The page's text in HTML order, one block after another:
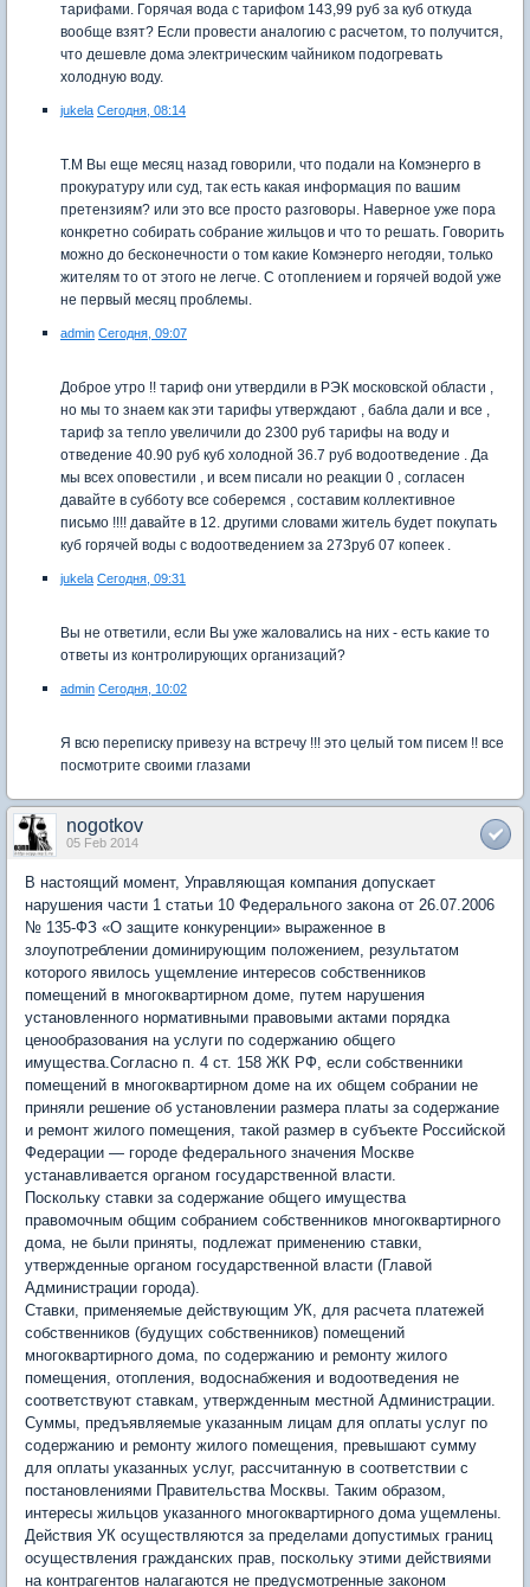
тарифами. Горячая вода с тарифом 143,99 руб за куб откуда
вообще взят? Если провести аналогию с расчетом, то получится,
что дешевле дома электрическим чайником подогревать
холодную воду.
jukela Сегодня, 08:14
Т.М Вы еще месяц назад говорили, что подали на Комэнерго в
прокуратуру или суд, так есть какая информация по вашим
претензиям? или это все просто разговоры. Наверное уже пора
конкретно собирать собрание жильцов и что то решать. Говорить
можно до бесконечности о том какие Комэнерго негодяи, только
жителям то от этого не легче. С отоплением и горячей водой уже
не первый месяц проблемы.
admin Сегодня, 09:07
Доброе утро !! тариф они утвердили в РЭК московской области ,
но мы то знаем как эти тарифы утверждают , бабла дали и все ,
тариф за тепло увеличили до 2300 руб тарифы на воду и
отведение 40.90 руб куб холодной 36.7 руб водоотведение . Да
мы всех оповестили , и всем писали но реакции 0 , согласен
давайте в субботу все соберемся , составим коллективное
письмо !!!! давайте в 12. другими словами житель будет покупать
куб горячей воды с водоотведением за 273руб 07 копеек .
jukela Сегодня, 09:31
Вы не ответили, если Вы уже жаловались на них - есть какие то
ответы из контролирующих организаций?
admin Сегодня, 10:02
Я всю переписку привезу на встречу !!! это целый том писем !! все
посмотрите своими глазами
nogotkov
05 Feb 2014
В настоящий момент, Управляющая компания допускает
нарушения части 1 статьи 10 Федерального закона от 26.07.2006
№ 135-ФЗ «О защите конкуренции» выраженное в
злоупотреблении доминирующим положением, результатом
которого явилось ущемление интересов собственников
помещений в многоквартирном доме, путем нарушения
установленного нормативными правовыми актами порядка
ценообразования на услуги по содержанию общего
имущества.Согласно п. 4 ст. 158 ЖК РФ, если собственники
помещений в многоквартирном доме на их общем собрании не
приняли решение об установлении размера платы за содержание
и ремонт жилого помещения, такой размер в субъекте Российской
Федерации — городе федерального значения Москве
устанавливается органом государственной власти.
Поскольку ставки за содержание общего имущества
правомочным общим собранием собственников многоквартирного
дома, не были приняты, подлежат применению ставки,
утвержденные органом государственной власти (Главой
Администрации города).
Ставки, применяемые действующим УК, для расчета платежей
собственников (будущих собственников) помещений
многоквартирного дома, по содержанию и ремонту жилого
помещения, отопления, водоснабжения и водоотведения не
соответствуют ставкам, утвержденным местной Администрации.
Суммы, предъявляемые указанным лицам для оплаты услуг по
содержанию и ремонту жилого помещения, превышают сумму
для оплаты указанных услуг, рассчитанную в соответствии с
постановлениями Правительства Москвы. Таким образом,
интересы жильцов указанного многоквартирного дома ущемлены.
Действия УК осуществляются за пределами допустимых границ
осуществления гражданских прав, поскольку этими действиями
на контрагентов налагаются не предусмотренные законом